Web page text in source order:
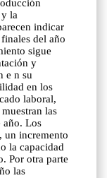
la
indicar
del año
sigue
y
e n su
en los
laboral,
las
año. Los
un incremento
la capacidad
Por otra parte
las